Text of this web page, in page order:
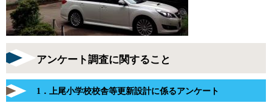
アンケート調査に関すること
1．上尾小学校校舎等更新設計に係るアンケート